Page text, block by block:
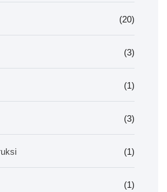
(20)
(3)
(1)
(3)
(1)
(1)